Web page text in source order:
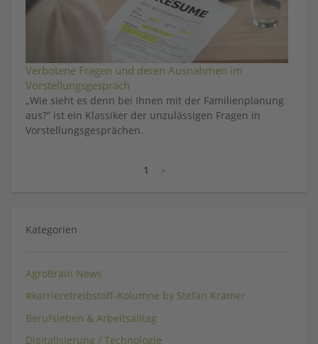
Verbotene Fragen und deren Ausnahmen im
Vorstellungsgespräch
„Wie sieht es denn bei Ihnen mit der Familienplanung
aus?“ ist ein Klassiker der unzulässigen Fragen in
Vorstellungsgesprächen.
1 ›
Kategorien
AgroBrain News
#karrieretreibstoff-Kolumne by Stefan Krämer
Berufsleben & Arbeitsalltag
Digitalisierung / Technologie